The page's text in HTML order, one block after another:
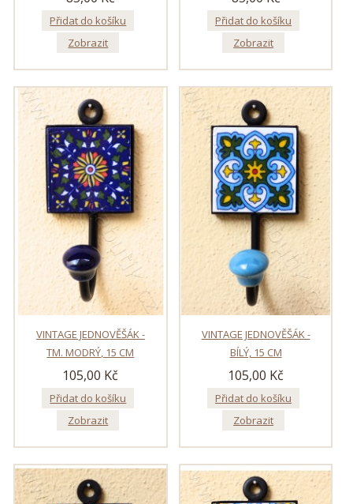
Přidat do košíku
Zobrazit
Přidat do košíku
Zobrazit
VINTAGE JEDNOVĚŠÁK -
TM. MODRÝ, 15 CM
105,00 Kč
Přidat do košíku
Zobrazit
VINTAGE JEDNOVĚŠÁK -
BÍLÝ, 15 CM
105,00 Kč
Přidat do košíku
Zobrazit